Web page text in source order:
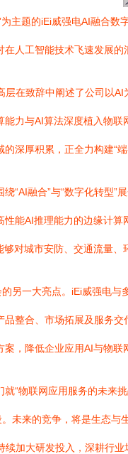
为主题的iEi威强电AI融合
人工智能技术飞速发展
层在致辞中阐述了公司以
力与AI算法深度植入物联
深厚积累，正全力构建“
“AI融合”与“数字化转型
性能AI推理能力的边缘计
对城市安防、交通流量
的另一大亮点。iEi威强电
品整合、市场拓展及服务
，降低企业应用AI与物联
就“物联网应用服务的未来
。未来的竞争，将是生态
加大研发投入，深耕行